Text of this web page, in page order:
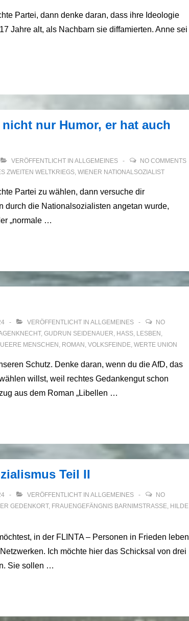
Partei, dann denke daran, dass ihre Ideologie
Jahre alt, als Nachbarn sie diffamierten. Anne sei
nur Humor, er hat auch
VERÖFFENTLICHT IN ALLGEMEINES
NO COMMENTS
ZWEITEN WELTKRIEGS, WIENER NATIONALSOZIALIST
Partei zu wählen, dann versuche dir
durch die Nationalsozialisten angetan wurde,
„normale …
VERÖFFENTLICHT IN ALLGEMEINES
NO
, GUDRUN SEIDENAUER, HASS, LESBEN ,
MENSCHEN , ROMAN , VOLKSFEINDE, WERTE UNION
Schutz. Denke daran, wenn du die AfD, das
willst, weil rechtes Gedankengut schon
aus dem Roman „Libellen …
Teil II
VERÖFFENTLICHT IN ALLGEMEINES
NO
GEDENKORT, FRAUENGEFÄNGNIS BARNIMSTRASSE , HILDE
in der FLINTA – Personen in Frieden leben
Ich möchte hier das Schicksal von drei
Sie sollen …